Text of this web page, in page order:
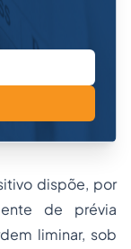
dispõe, por
de prévia
liminar, sob